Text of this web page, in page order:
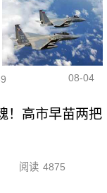
08-04
！高市早苗两把
阅读 4875